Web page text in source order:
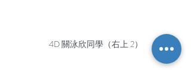
4D 關泳欣同學（右上 2）